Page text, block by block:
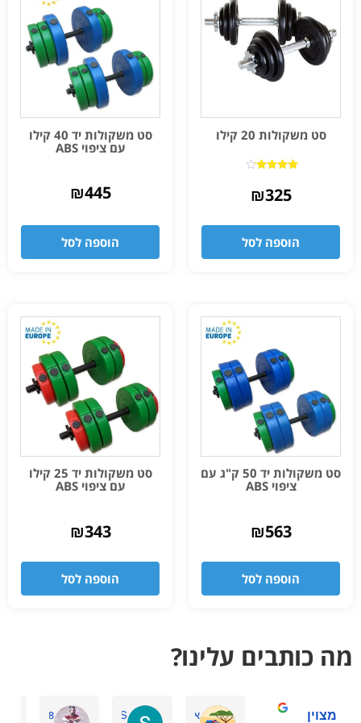
סט משקולות 20 קילו
4.00
מתוך 5 ₪325
הוספה לסל
סט משקולות יד 40 קילו
עם ציפוי ABS
₪445
הוספה לסל
סט משקולות יד 50 ק"ג עם
ציפוי ABS
₪563
הוספה לסל
סט משקולות יד 25 קילו
עם ציפוי ABS
₪343
הוספה לסל
מה כותבים עלינו?
מצוין אסתר דביר ה. Sasha S.